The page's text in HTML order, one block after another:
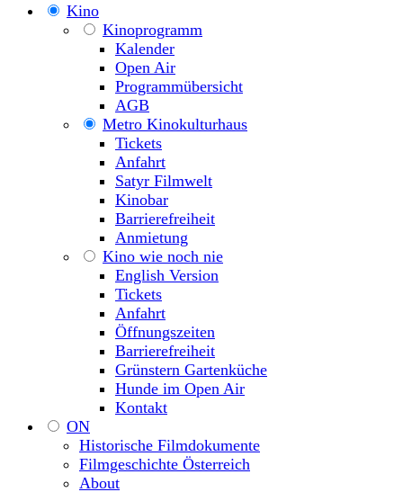
Kino
Kinoprogramm
Kalender
Open Air
Programmübersicht
AGB
Metro Kinokulturhaus
Tickets
Anfahrt
Satyr Filmwelt
Kinobar
Barrierefreiheit
Anmietung
Kino wie noch nie
English Version
Tickets
Anfahrt
Öffnungszeiten
Barrierefreiheit
Grünstern Gartenküche
Hunde im Open Air
Kontakt
ON
Historische Filmdokumente
Filmgeschichte Österreich
About